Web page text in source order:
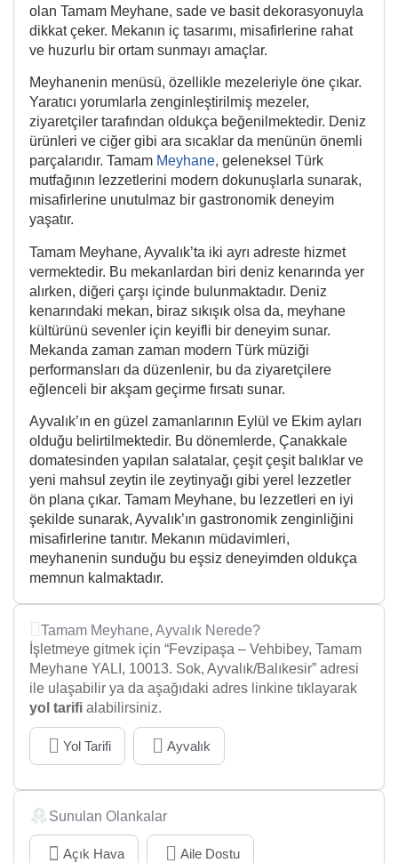
olan Tamam Meyhane, sade ve basit dekorasyonuyla
dikkat çeker. Mekanın iç tasarımı, misafirlerine rahat
ve huzurlu bir ortam sunmayı amaçlar.
Meyhanenin menüsü, özellikle mezeleriyle öne çıkar.
Yaratıcı yorumlarla zenginleştirilmiş mezeler,
ziyaretçiler tarafından oldukça beğenilmektedir. Deniz
ürünleri ve ciğer gibi ara sıcaklar da menünün önemli
parçalarıdır. Tamam Meyhane, geleneksel Türk
mutfağının lezzetlerini modern dokunuşlarla sunarak,
misafirlerine unutulmaz bir gastronomik deneyim
yaşatır.
Tamam Meyhane, Ayvalık’ta iki ayrı adreste hizmet
vermektedir. Bu mekanlardan biri deniz kenarında yer
alırken, diğeri çarşı içinde bulunmaktadır. Deniz
kenarındaki mekan, biraz sıkışık olsa da, meyhane
kültürünü sevenler için keyifli bir deneyim sunar.
Mekanda zaman zaman modern Türk müziği
performansları da düzenlenir, bu da ziyaretçilere
eğlenceli bir akşam geçirme fırsatı sunar.
Ayvalık’ın en güzel zamanlarının Eylül ve Ekim ayları
olduğu belirtilmektedir. Bu dönemlerde, Çanakkale
domatesinden yapılan salatalar, çeşit çeşit balıklar ve
yeni mahsul zeytin ile zeytinyağı gibi yerel lezzetler
ön plana çıkar. Tamam Meyhane, bu lezzetleri en iyi
şekilde sunarak, Ayvalık’ın gastronomik zenginliğini
misafirlerine tanıtır. Mekanın müdavimleri,
meyhanenin sunduğu bu eşsiz deneyimden oldukça
memnun kalmaktadır.
Tamam Meyhane, Ayvalık Nerede?
İşletmeye gitmek için “Fevzipaşa – Vehbibey, Tamam
Meyhane YALI, 10013. Sok, Ayvalık/Balıkesir” adresi
ile ulaşabilir ya da aşağıdaki adres linkine tıklayarak
yol tarifi alabilirsiniz.
Yol Tarifi Ayvalık
Sunulan Olankalar
Açık Hava Aile Dostu